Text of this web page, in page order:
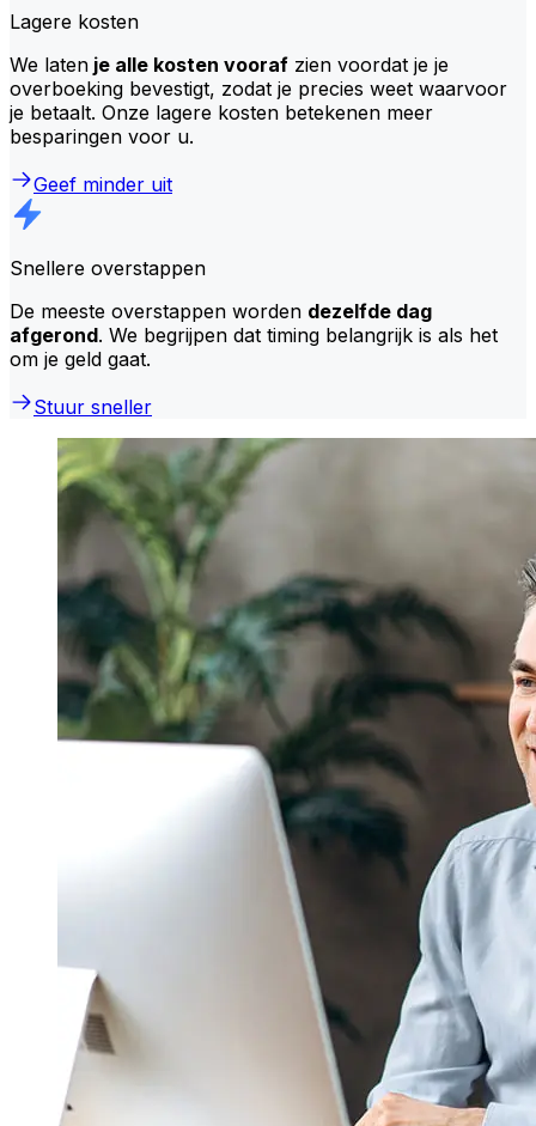
Lagere kosten
We laten je alle kosten vooraf zien voordat je je
overboeking bevestigt, zodat je precies weet waarvoor
je betaalt. Onze lagere kosten betekenen meer
besparingen voor u.
Geef minder uit
Snellere overstappen
De meeste overstappen worden dezelfde dag
afgerond. We begrijpen dat timing belangrijk is als het
om je geld gaat.
Stuur sneller